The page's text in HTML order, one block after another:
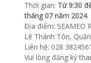
Thời gian: Từ 9:30
tháng 07 năm 2024.
Địa điểm: SEAMEO
Lê Thánh Tôn,
Liên hệ: 028
Vui lòng đăng ký